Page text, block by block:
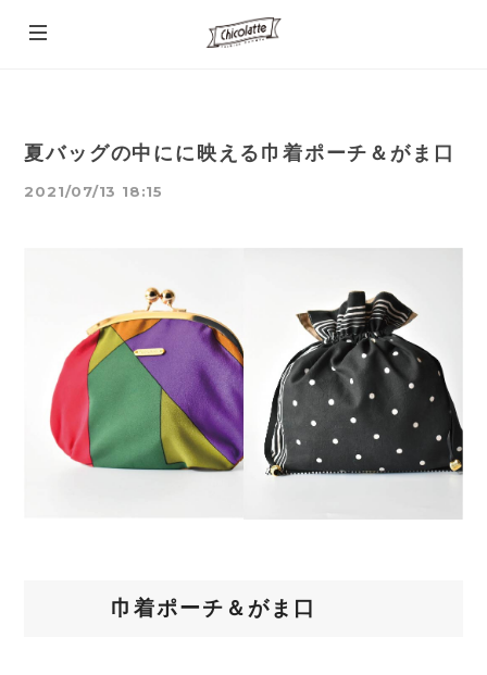
夏バッグの中にに映える巾着ポーチ＆がま口
2021/07/13 18:15
巾着ポーチ＆がま口